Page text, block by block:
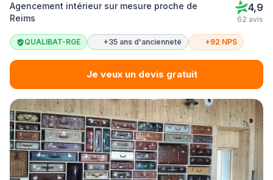
Agencement intérieur sur mesure proche de
Reims
4,9
62 avis
QUALIBAT-RGE +35 ans d'ancienneté +92 NPS
Je veux un devis gratuit